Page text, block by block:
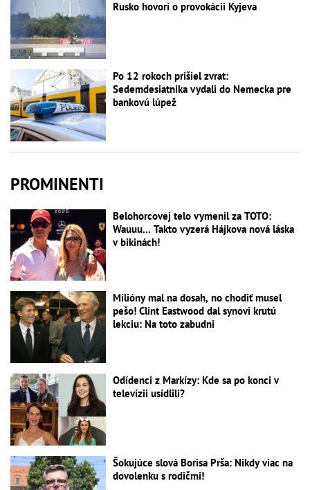
Rusko hovorí o provokácii Kyjeva
Po 12 rokoch prišiel zvrat:
Sedemdesiatnika vydali do Nemecka pre
bankovú lúpež
PROMINENTI
Belohorcovej telo vymenil za TOTO:
Wauuu... Takto vyzerá Hájkova nová láska
v bikinách!
Milióny mal na dosah, no chodiť musel
pešo! Clint Eastwood dal synovi krutú
lekciu: Na toto zabudni
Odídenci z Markízy: Kde sa po konci v
televízii usídlili?
Šokujúce slová Borisa Prša: Nikdy viac na
dovolenku s rodičmi!